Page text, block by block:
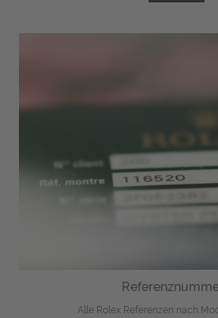
Alle Rolex Referenzen nach